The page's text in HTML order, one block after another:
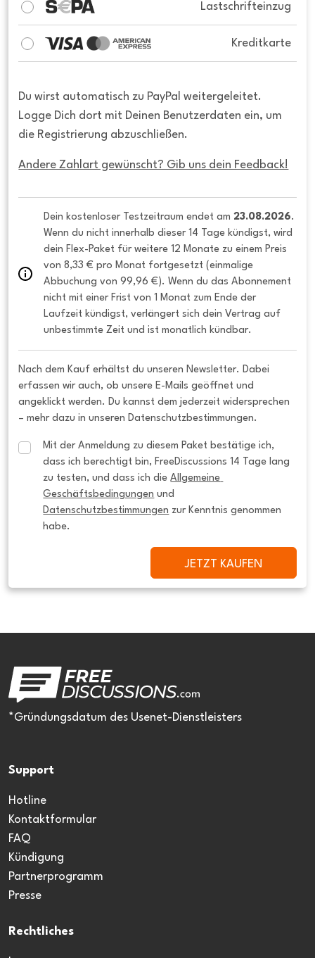
Lastschrifteinzug
Kreditkarte
Du wirst automatisch zu PayPal weitergeleitet.
Logge Dich dort mit Deinen Benutzerdaten ein, um
die Registrierung abzuschließen.
Andere Zahlart gewünscht? Gib uns dein Feedback!
Dein kostenloser Testzeitraum endet am 23.08.2026.
Wenn du nicht innerhalb dieser 14 Tage kündigst, wird
dein Flex-Paket für weitere 12 Monate zu einem Preis
von 8,33 € pro Monat fortgesetzt (einmalige
Abbuchung von 99,96 €). Wenn du das Abonnement
nicht mit einer Frist von 1 Monat zum Ende der
Laufzeit kündigst, verlängert sich dein Vertrag auf
unbestimmte Zeit und ist monatlich kündbar.
Nach dem Kauf erhältst du unseren Newsletter. Dabei
erfassen wir auch, ob unsere E-Mails geöffnet und
angeklickt werden. Du kannst dem jederzeit widersprechen
– mehr dazu in unseren Datenschutzbestimmungen.
Mit der Anmeldung zu diesem Paket bestätige ich,
dass ich berechtigt bin, FreeDiscussions 14 Tage lang
zu testen, und dass ich die Allgemeine
Geschäftsbedingungen
Datenschutzbestimmungen zur Kenntnis genommen
habe.
JETZT KAUFEN
*Gründungsdatum des Usenet-Dienstleisters
Support
Hotline
Kontaktformular
FAQ
Kündigung
Partnerprogramm
Presse
Rechtliches